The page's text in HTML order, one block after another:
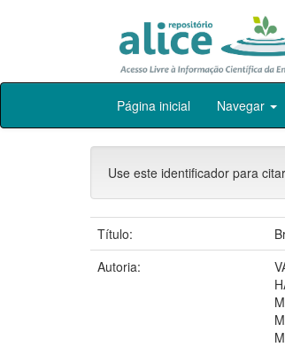
Skip
Página inicial Navegar
Use este identificador para
Título:
Autoria: